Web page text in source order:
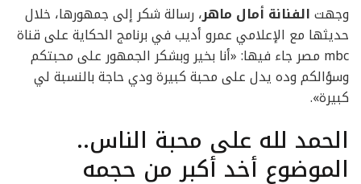
وجهتالفنانة أمال ماهر، رسالة شكر إلى جمهورها، خلال
حديثها مع الإعلامي عمرو أديب في برنامج الحكاية على قناة
mbc مصر جاء فيها: «أنا بخير وبشكر الجمهور على محبتكم
وسؤالكم وده يدل على محبة كبيرة ودي حاجة بالنسبة لي
كبيرة».
الحمد لله على محبة الناس..
الموضوع أخد أكبر من حجمه